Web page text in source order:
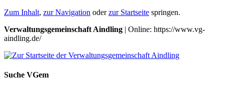
Zum Inhalt, zur Navigation oderzur Startseite springen.
Verwaltungsgemeinschaft Aindling | Online: https://www.vg-
aindling.de/
Suche VGem